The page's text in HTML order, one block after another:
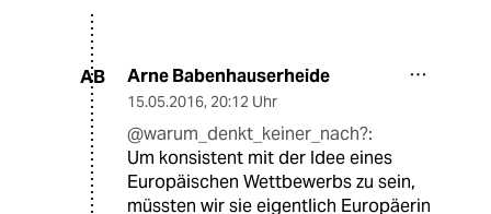
AB Arne Babenhauserheide
15.05.2016, 20:12 Uhr
@warum_denkt_keiner_nach?:
Um konsistent mit der Idee eines
Europäischen Wettbewerbs zu sein,
müssten wir sie eigentlich Europäerin